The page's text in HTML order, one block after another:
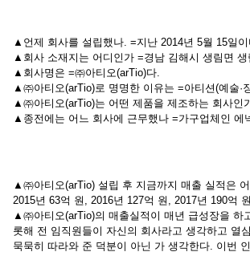
▲언제 회사를 설립했나. =지난 2014년 5월 15일이
▲회사 소재지는 어디인가 =경남 김해시 생림면 생
▲회사명은 =㈜아티오(arTio)다.
▲㈜아티오(arTio)로 명명한 이유는 =아티션(예술·
▲㈜아티오(arTio)는 어떤 제품을 제조하는 회사인
▲종전에는 어느 회사에 근무했나 =가구업체인 에
▲㈜아티오(arTio) 설립 후 지금까지 매출 실적은
2015년 63억 원, 2016년 127억 원, 2017년 190억
▲㈜아티오(arTio)의 매출실적이 매년 급성장을 하
롯해 전 임직원들이 자신의 회사라고 생각하고 열
묵묵히 따라와 준 덕분이 아닌 가 생각한다. 이번